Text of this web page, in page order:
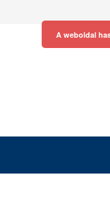
A weboldal